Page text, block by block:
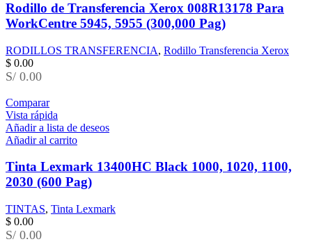
Rodillo de Transferencia Xerox 008R13178 Para
WorkCentre 5945, 5955 (300,000 Pag)
RODILLOS TRANSFERENCIA, Rodillo Transferencia Xerox
$ 0.00
S/ 0.00
Comparar
Vista rápida
Añadir a lista de deseos
Añadir al carrito
Tinta Lexmark 13400HC Black 1000, 1020, 1100,
2030 (600 Pag)
TINTAS, Tinta Lexmark
$ 0.00
S/ 0.00